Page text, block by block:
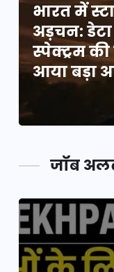
भारत में
अड़चन: डेटा
स्पेक्ट्रम
आया बड़ा
जॉब